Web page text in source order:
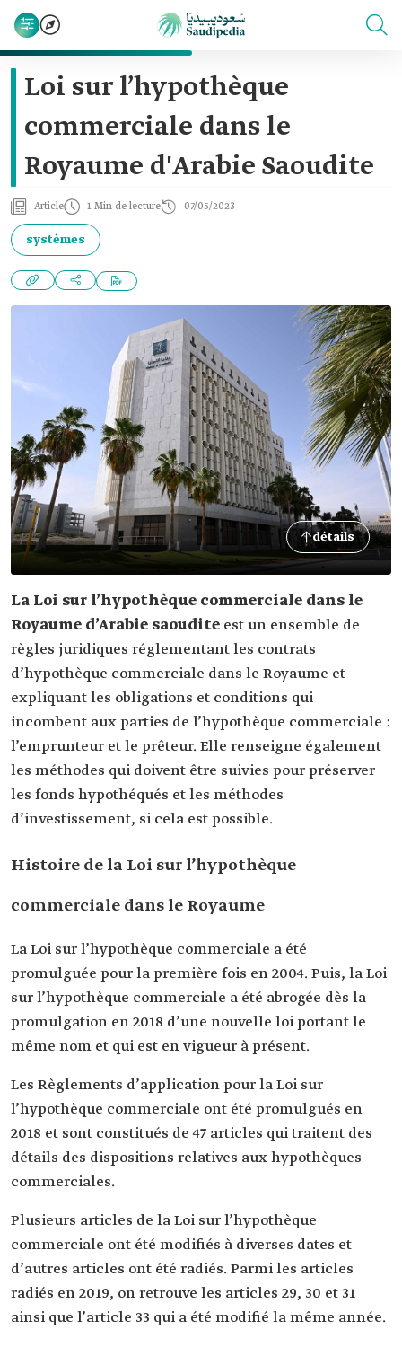
Loi sur l’hypothèque
commerciale dans le
Royaume d'Arabie Saoudite
Article 1 Min de lecture 07/05/2023
systèmes
détails
La Loi sur l’hypothèque commerciale dans le
Royaume d’Arabie saoudite est un ensemble de
règles juridiques réglementant les contrats
d’hypothèque commerciale dans le Royaume et
expliquant les obligations et conditions qui
incombent aux parties de l’hypothèque commerciale :
l’emprunteur et le prêteur. Elle renseigne également
les méthodes qui doivent être suivies pour préserver
les fonds hypothéqués et les méthodes
d’investissement, si cela est possible.
Histoire de la Loi sur l’hypothèque
commerciale dans le Royaume
La Loi sur l’hypothèque commerciale a été
promulguée pour la première fois en 2004. Puis, la Loi
sur l’hypothèque commerciale a été abrogée dès la
promulgation en 2018 d’une nouvelle loi portant le
même nom et qui est en vigueur à présent.
Les Règlements d’application pour la Loi sur
l’hypothèque commerciale ont été promulgués en
2018 et sont constitués de 47 articles qui traitent des
détails des dispositions relatives aux hypothèques
commerciales.
Plusieurs articles de la Loi sur l’hypothèque
commerciale ont été modifiés à diverses dates et
d’autres articles ont été radiés. Parmi les articles
radiés en 2019, on retrouve les articles 29, 30 et 31
ainsi que l’article 33 qui a été modifié la même année.